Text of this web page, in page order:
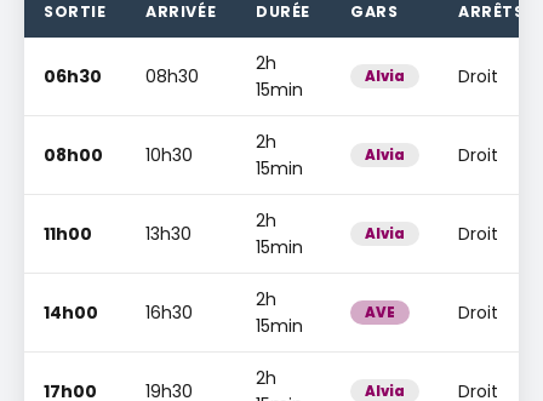
SORTIE ARRIVÉE DURÉE GARS ARRÊTS
06h30 08h30
2h
15min
Alvia Droit
08h00 10h30
2h
15min
Alvia Droit
11h00 13h30
2h
15min
Alvia Droit
14h00 16h30
2h
15min
AVE Droit
17h00 19h30
2h
Alvia Droit